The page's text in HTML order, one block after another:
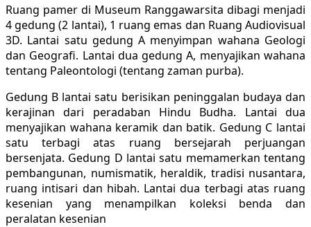
Ruang pamer di Museum Ranggawarsita dibagi menjadi
4 gedung (2 lantai), 1 ruang emas dan Ruang Audiovisual
3D. Lantai satu gedung A menyimpan wahana Geologi
dan Geografi. Lantai dua gedung A, menyajikan wahana
tentang Paleontologi (tentang zaman purba).
Gedung B lantai satu berisikan peninggalan budaya dan
kerajinan dari peradaban Hindu Budha. Lantai dua
menyajikan wahana keramik dan batik. Gedung C lantai
satu terbagi atas ruang bersejarah perjuangan
bersenjata. Gedung D lantai satu memamerkan tentang
pembangunan, numismatik, heraldik, tradisi nusantara,
ruang intisari dan hibah. Lantai dua terbagi atas ruang
kesenian yang menampilkan koleksi benda dan
peralatan kesenian